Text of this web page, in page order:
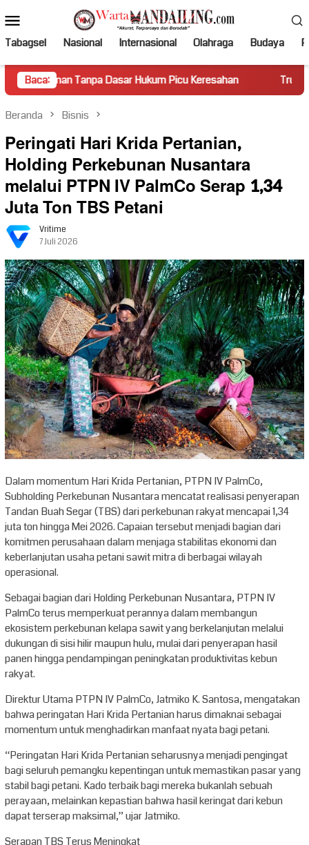
ke
kontenMobile
Tabagsel Nasional Internasional Olahraga Budaya
Baca:
Tanpa Dasar Hukum Picu Keresahan Truk Miring
Beranda Bisnis
Peringati Hari Krida Pertanian,
Holding Perkebunan Nusantara
melalui PTPN IV PalmCo Serap 1,34
Juta Ton TBS Petani
Vritime
7 Juli 2026
Dalam momentum Hari Krida Pertanian, PTPN IV PalmCo,
Subholding Perkebunan Nusantara mencatat realisasi penyerapan
Tandan Buah Segar (TBS) dari perkebunan rakyat mencapai 1,34
juta ton hingga Mei 2026. Capaian tersebut menjadi bagian dari
komitmen perusahaan dalam menjaga stabilitas ekonomi dan
keberlanjutan usaha petani sawit mitra di berbagai wilayah
operasional.
Sebagai bagian dari Holding Perkebunan Nusantara, PTPN IV
PalmCo terus memperkuat perannya dalam membangun
ekosistem perkebunan kelapa sawit yang berkelanjutan melalui
dukungan di sisi hilir maupun hulu, mulai dari penyerapan hasil
panen hingga pendampingan peningkatan produktivitas kebun
rakyat.
Direktur Utama PTPN IV PalmCo, Jatmiko K. Santosa, mengatakan
bahwa peringatan Hari Krida Pertanian harus dimaknai sebagai
momentum untuk menghadirkan manfaat nyata bagi petani.
“Peringatan Hari Krida Pertanian seharusnya menjadi pengingat
bagi seluruh pemangku kepentingan untuk memastikan pasar yang
stabil bagi petani. Kado terbaik bagi mereka bukanlah sebuah
perayaan, melainkan kepastian bahwa hasil keringat dari kebun
dapat terserap maksimal,” ujar Jatmiko.
Serapan TBS Terus Meningkat